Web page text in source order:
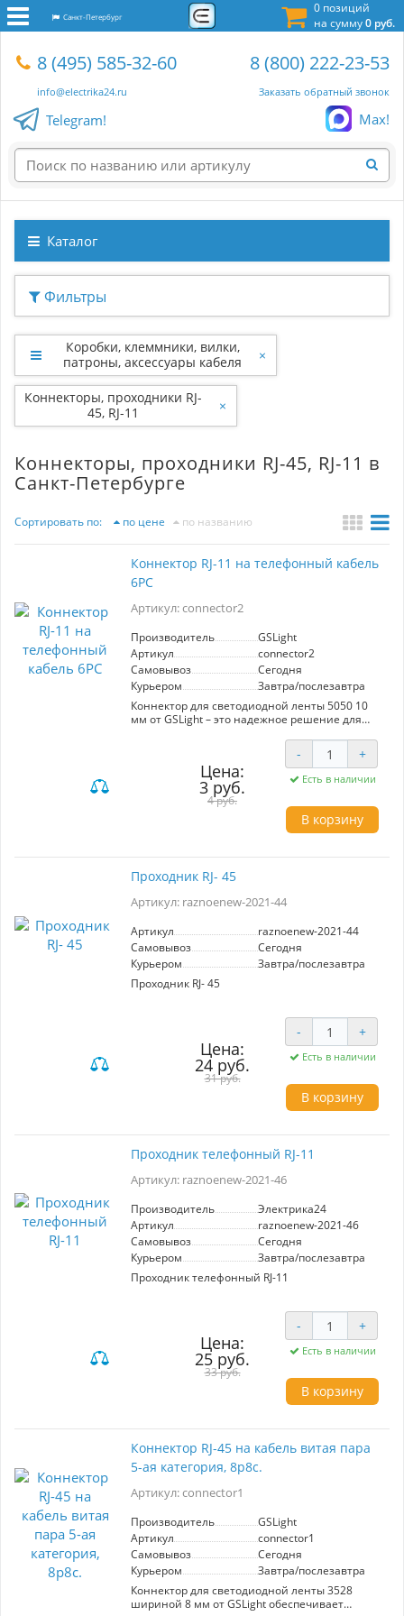
0 позиций
на сумму0 руб.
Санкт-Петербург
8 (495) 585-32-60
info@electrika24.ru
8 (800) 222-23-53
Заказать обратный звонок
Telegram! Max!
Каталог
Фильтры
Коробки, клеммники, вилки,
патроны, аксессуары кабеля
×
Коннекторы, проходники RJ-
45, RJ-11
×
Коннекторы, проходники RJ-45, RJ-11 в
Санкт-Петербурге
Сортировать по: по цене по названию
Коннектор RJ-11 на телефонный кабель
6PC
Артикул: connector2
Производитель
GSLight
Артикул
connector2
Самовывоз
Сегодня
Курьером
Завтра/послезавтра
Коннектор для светодиодной ленты 5050 10
мм от GSLight – это надежное решение для
шириной 10 мм. Его простота в использовании
позволяет быстро и без лишних усилий
соединять сегменты ленты, что особенно
удобно при установке освещения в
труднодоступных местах.
Этот коннектор идеально подходит для
в интерьере, а также для ремонта или
обеспечивает стабильный контакт и
долговечность соединений, что делает его
отличным выбором для как для домашних, так
Цена:
3 руб.
4 руб.
- +
Есть в наличии
В корзину
Проходник RJ- 45
Артикул: raznoenew-2021-44
Артикул
raznoenew-2021-44
Самовывоз
Сегодня
Курьером
Завтра/послезавтра
Проходник RJ- 45
Цена:
24 руб.
31 руб.
- +
Есть в наличии
В корзину
Проходник телефонный RJ-11
Артикул: raznoenew-2021-46
Производитель
Электрика24
Артикул
raznoenew-2021-46
Самовывоз
Сегодня
Курьером
Завтра/послезавтра
Проходник телефонный RJ-11
Цена:
25 руб.
33 руб.
- +
Есть в наличии
В корзину
Коннектор RJ-45 на кабель витая пара
5-ая категория, 8p8c.
Артикул: connector1
Производитель
GSLight
Артикул
connector1
Самовывоз
Сегодня
Курьером
Завтра/послезавтра
Коннектор для светодиодной ленты 3528
шириной 8 мм от GSLight обеспечивает